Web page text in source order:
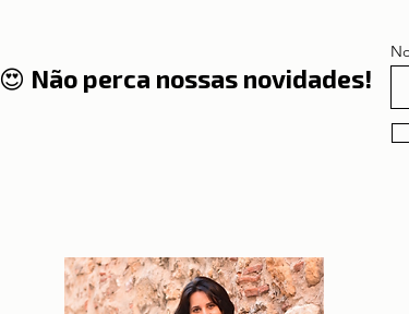
😍 Não perca nossas novidades!